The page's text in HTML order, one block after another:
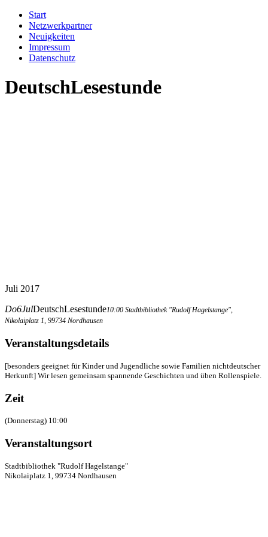
Start
Netzwerkpartner
Neuigkeiten
Impressum
Datenschutz
DeutschLesestunde
Juli 2017
Do6JulDeutschLesestunde10:00 Stadtbibliothek "Rudolf Hagelstange",
Nikolaiplatz 1, 99734 Nordhausen
Veranstaltungsdetails
[besonders geeignet für Kinder und Jugendliche sowie Familien nichtdeutscher
Herkunft] Wir lesen gemeinsam spannende Geschichten und üben Rollenspiele.
Zeit
(Donnerstag) 10:00
Veranstaltungsort
Stadtbibliothek "Rudolf Hagelstange"
Nikolaiplatz 1, 99734 Nordhausen